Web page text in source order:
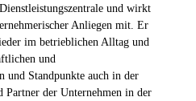
und wirkt
Anliegen mit. Er
im betrieblichen Alltag und
und
und Standpunkte auch in der
der Unternehmen in der